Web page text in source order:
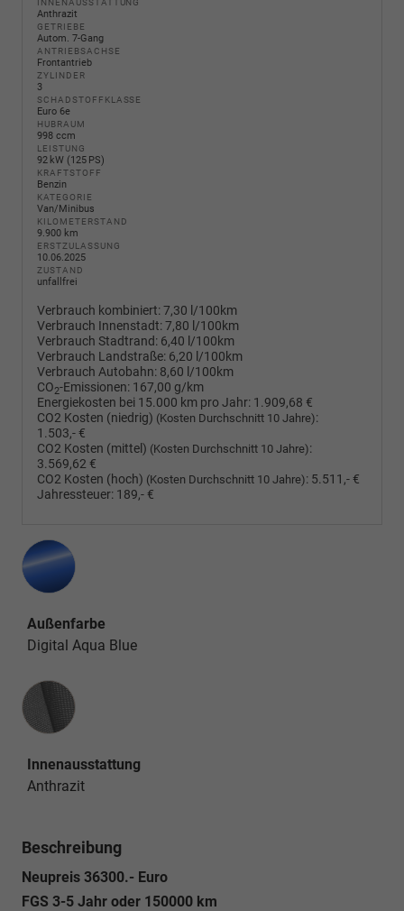
INNENAUSSTATTUNG
Anthrazit
GETRIEBE
Autom. 7-Gang
ANTRIEBSACHSE
Frontantrieb
ZYLINDER
3
SCHADSTOFFKLASSE
Euro 6e
HUBRAUM
998 ccm
LEISTUNG
92 kW (125 PS)
KRAFTSTOFF
Benzin
KATEGORIE
Van/Minibus
KILOMETERSTAND
9.900 km
ERSTZULASSUNG
10.06.2025
ZUSTAND
unfallfrei
Verbrauch kombiniert:7,30 l/100km
Verbrauch Innenstadt:7,80 l/100km
Verbrauch Stadtrand: 6,40 l/100km
Verbrauch Landstraße: 6,20 l/100km
Verbrauch Autobahn: 8,60 l/100km
CO2-Emissionen: 167,00 g/km
Energiekosten bei 15.000 km pro Jahr: 1.909,68 €
CO2 Kosten (niedrig) (Kosten Durchschnitt 10 Jahre):
1.503,- €
CO2 Kosten (mittel) (Kosten Durchschnitt 10 Jahre):
3.569,62 €
CO2 Kosten (hoch) (Kosten Durchschnitt 10 Jahre): 5.511,- €
Jahressteuer: 189,- €
Außenfarbe
Digital Aqua Blue
Innenausstattung
Innenausstattung
Anthrazit
Beschreibung
Neupreis 36300.- Euro
FGS 3-5 Jahr oder 150000 km